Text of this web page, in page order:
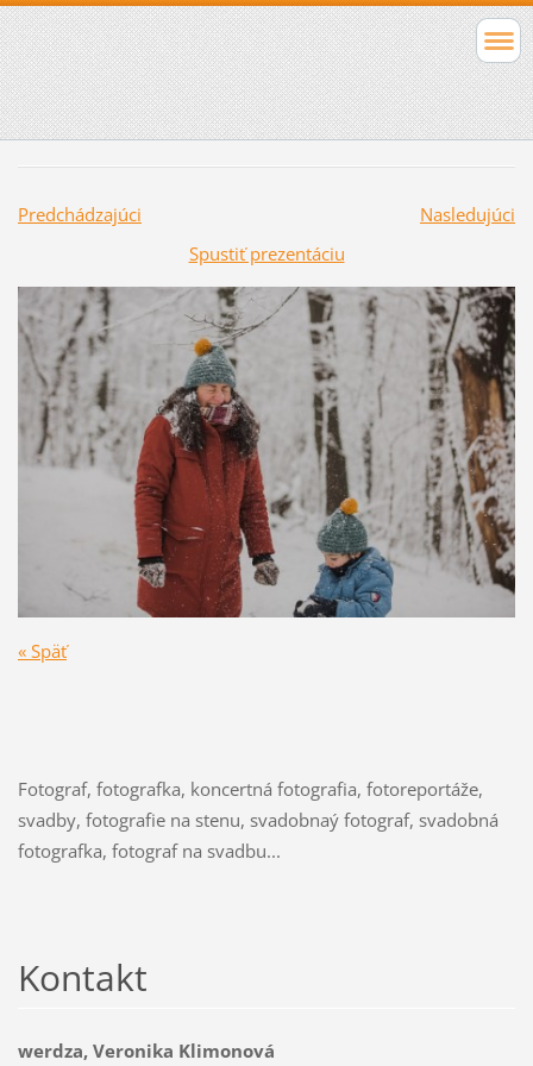
Predchádzajúci
Nasledujúci
Spustiť prezentáciu
« Späť
Fotograf, fotografka, koncertná fotografia, fotoreportáže,
svadby, fotografie na stenu, svadobnaý fotograf, svadobná
fotografka, fotograf na svadbu...
Kontakt
werdza, Veronika Klimonová